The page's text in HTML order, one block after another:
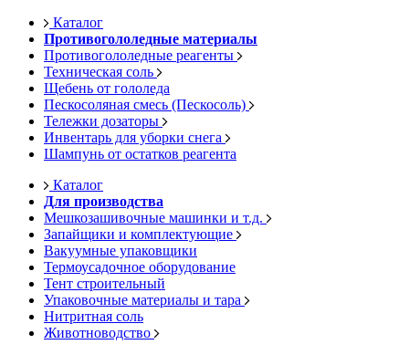
Каталог
Противогололедные материалы
Противогололедные реагенты
Техническая соль
Щебень от гололеда
Пескосоляная смесь (Пескосоль)
Тележки дозаторы
Инвентарь для уборки снега
Шампунь от остатков реагента
Каталог
Для производства
Мешкозашивочные машинки и т.д.
Запайщики и комплектующие
Вакуумные упаковщики
Термоусадочное оборудование
Тент строительный
Упаковочные материалы и тара
Нитритная соль
Животноводство